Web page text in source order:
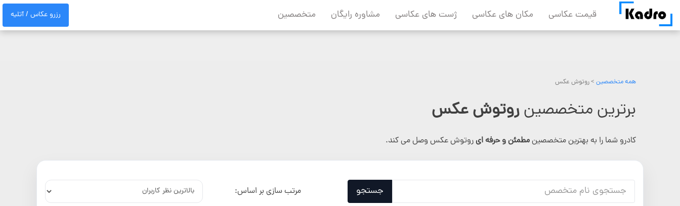
content
قیمت عکاسی مکان های عکاسی ژست های عکاسی مشاوره رایگان متخصصین رزرو عکاس / آتلیه
همه متخصصین >روتوش عکس
برترین متخصصینروتوش عکس
کادرو شما را به بهترین متخصصینمطمئن و حرفه ایروتوش عکس وصل می کند.
جستجو مرتب سازی بر اساس: